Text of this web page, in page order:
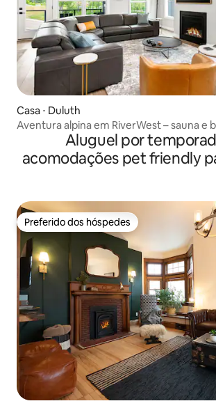
Casa ⋅ Duluth
Aventura alpina em RiverWest – sauna e
hidromassagemAluguel por
acomodações pet friendly
Preferido dos hóspedes
Preferido dos hóspedes